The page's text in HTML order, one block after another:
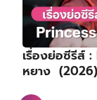
เรื่องย่อซีรีส์
หยาง (2026)